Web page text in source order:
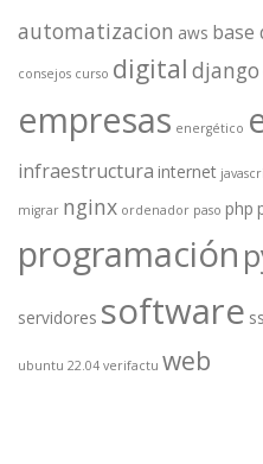
automatizacion aws base
consejos curso digital django
empresas energético
infraestructura internet
migrar nginx ordenador paso php
programación
servidores software
ubuntu 22.04 verifactu web